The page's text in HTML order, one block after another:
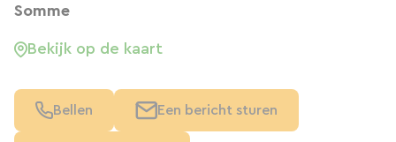
Somme
Bekijk op de kaart
Bellen Een bericht sturen